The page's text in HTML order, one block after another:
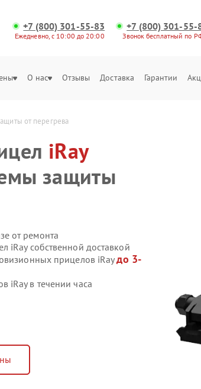
+7 (800) 301-55-83
Ежедневно, с 10:00 до 20:00
+7 (800) 301-55-
Звонок бесплатный по
О нас Отзывы Доставка Гарантии
от перегрева
iRay
защиты
от ремонта
iRay собственной доставкой
прицелов iRayдо 3-
iRay в течении часа